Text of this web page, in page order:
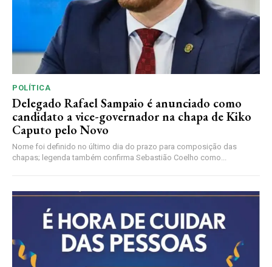
POLÍTICA
Delegado Rafael Sampaio é anunciado como
candidato a vice-governador na chapa de Kiko
Caputo pelo Novo
Nome foi definido no último dia do prazo para composição das
chapas; legenda também confirma Sebastião Coelho como...